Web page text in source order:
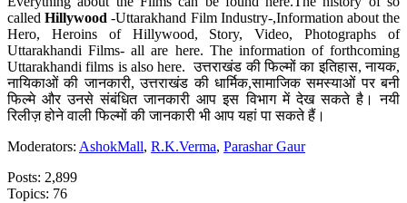
calledHillywood-Uttarakhand Film Industry-,Information about the
Hero, Heroins of Hillywood, Story, Video, Photographs of
Uttarakhandi Films- all are here. The information of forthcoming
Uttarakhandi films is also here. उत्तराखंड की फिल्मों का इतिहास, नायक,
नायिकाओं की जानकारी, उत्तराखंड की धार्मिक,सामाजिक समस्याओं पर बनी
फिल्मे और उनसे संबंधित जानकारी आप इस विभाग में देख सकते है। नयी
रिलीज़ होने वाली फिल्मों की जानकारी भी आप यहां पा सकते हैं।
Moderators: AshokMall, R.K.Verma, Parashar Gaur
Posts: 2,899
Topics: 76